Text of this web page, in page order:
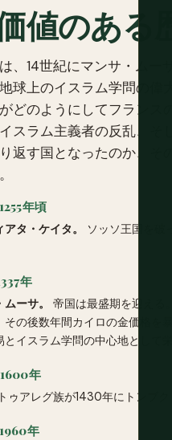
値のある
、14世紀にマンサ・ム
球上のイスラム学問の
どのようにしてフランス
スラム主義者の反乱、
返す国となったのか、そ
年頃
アタ・ケイタ。
ソッソ王国を破
年
ーサ。
帝国は最盛期を迎える
その後数年間カイロの金価格を
とイスラム学問の中心地として栄
年
トゥアレグ族が1430年にトンブ
年